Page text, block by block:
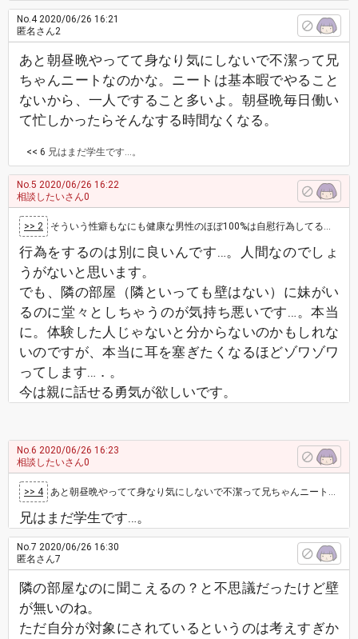
No.42020/06/26 16:21
匿名さん2
あと朝昼晩やってて身なり気にしないで不潔って兄
ちゃんニートなのかな。ニートは基本暇でやること
ないから、一人ですること多いよ。朝昼晩毎日働い
て忙しかったらそんなする時間なくなる。
<< 6 兄はまだ学生です…。
No.5 2020/06/26 16:22
相談したいさん0
>> 2 そういう性癖もなにも健康な男性のほぼ100%は自慰行為してるでしょ。自然現象だよ。まあ自分も兄いるし、身内がやってたらキモイけど、兄も男だか…
行為をするのは別に良いんです…。人間なのでしょ
うがないと思います。
でも、隣の部屋（隣といっても壁はない）に妹がい
るのに堂々としちゃうのが気持ち悪いです…。本当
に。体験した人じゃないと分からないのかもしれな
いのですが、本当に耳を塞ぎたくなるほどゾワゾワ
ってします…．。
今は親に話せる勇気が欲しいです。
No.6 2020/06/26 16:23
相談したいさん0
>> 4 あと朝昼晩やってて身なり気にしないで不潔って兄ちゃんニートなのかな。ニートは基本暇でやることないから、一人ですること多いよ。朝昼晩毎日働いて…
兄はまだ学生です…。
No.7 2020/06/26 16:30
匿名さん7
隣の部屋なのに聞こえるの？と不思議だったけど壁
が無いのね。
ただ自分が対象にされているというのは考えすぎか